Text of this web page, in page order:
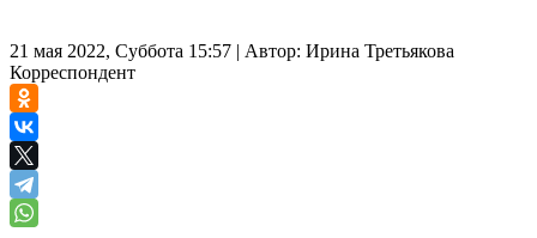
21 мая 2022, Суббота 15:57 | Автор: Ирина Третьякова
Корреспондент